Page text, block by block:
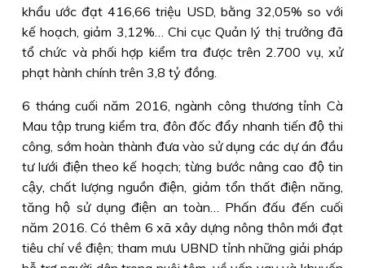
khẩu ước đạt 416,66 triệu USD, bằng 32,05% so với
kế hoạch, giảm 3,12%… Chi cục Quản lý thị trưởng đã
tổ chức và phối hợp kiểm tra được trên 2.700 vụ, xử
phạt hành chính trên 3,8 tỷ đồng.
6 tháng cuối năm 2016, ngành công thương tỉnh Cà
Mau tập trung kiểm tra, đôn đốc đẩy nhanh tiến độ thi
công, sớm hoàn thành đưa vào sử dụng các dự án đầu
tư lưới điện theo kế hoạch; từng bước nâng cao độ tin
cậy, chất lượng nguồn điện, giảm tổn thất điện năng,
tăng hộ sử dụng điện an toàn… Phấn đấu đến cuối
năm 2016. Có thêm 6 xã xây dựng nông thôn mới đạt
tiêu chí về điện; tham mưu UBND tỉnh những giải pháp